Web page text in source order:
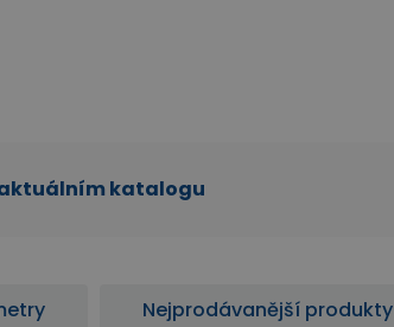
katalogu
Nejprodávanější produkty